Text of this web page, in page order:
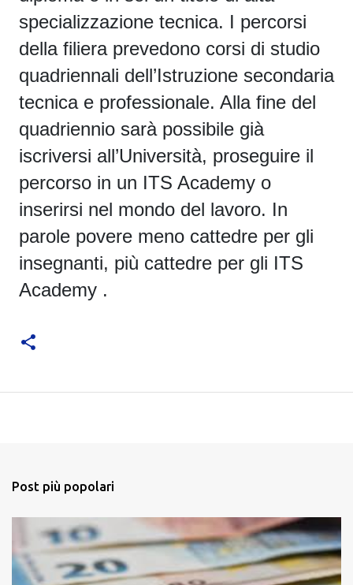
specializzazione tecnica. I percorsi
della filiera prevedono corsi di studio
quadriennali dell’Istruzione secondaria
tecnica e professionale. Alla fine del
quadriennio sarà possibile già
iscriversi all’Università, proseguire il
percorso in un ITS Academy o
inserirsi nel mondo del lavoro. In
parole povere meno cattedre per gli
insegnanti, più cattedre per gli ITS
Academy .
Post più popolari